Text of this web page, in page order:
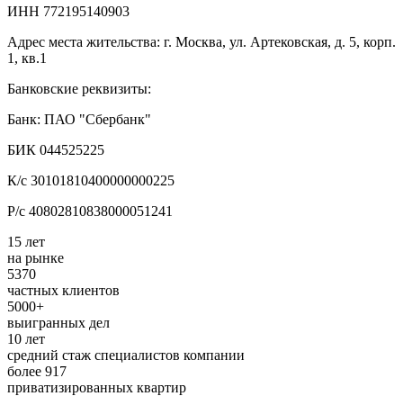
ИНН 772195140903
Адрес места жительства: г. Москва, ул. Артековская, д. 5, корп.
1, кв.1
Банковские реквизиты:
Банк: ПАО "Сбербанк"
БИК 044525225
К/с 30101810400000000225
Р/с 40802810838000051241
15 лет
на рынке
5370
частных клиентов
5000+
выигранных дел
10 лет
средний стаж специалистов компании
более 917
приватизированных квартир